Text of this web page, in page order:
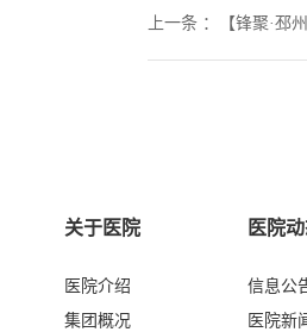
上一条： 【锋聚·邳
关于医院
医院介绍
集团概况
医院
信息公
医院新